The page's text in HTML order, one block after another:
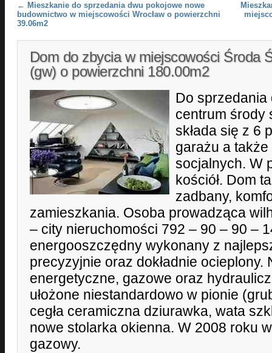
Post navigation
← Mieszkanie do sprzedania dwu pokojowe nowe
budownictwo w miejscowości Wrocław o powierzchni
39.06m2
Dom do zbycia w miejscowości Środa
(gw) o powierzchni 180.00m2
Do sprzedania
centrum środy
składa się z 6
garażu a
socjalnych. W
kościół. Dom
zadbany,
zamieszkania. Osoba prowadząca
– city nieruchomości 792 – 90 – 90 –
energooszczędny wykonany z
precyzyjnie oraz dokładnie ocieplony.
energetyczne, gazowe oraz
ułożone niestandardowo w pionie
cegła ceramiczna dziurawka, wata
nowe stolarka okienna. W 2008 roku
gazowy.